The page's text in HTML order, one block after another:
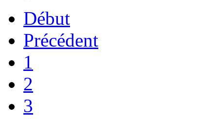
Début
Précédent
1
2
3